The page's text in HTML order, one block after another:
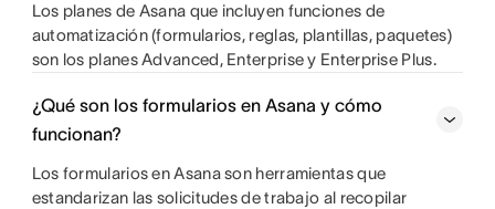
Los planes de Asana que incluyen funciones de
automatización (formularios, reglas, plantillas, paquetes)
son los planes Advanced, Enterprise y Enterprise Plus.
¿Qué son los formularios en Asana y cómo
funcionan?
Los formularios en Asana son herramientas que
estandarizan las solicitudes de trabajo al recopilar